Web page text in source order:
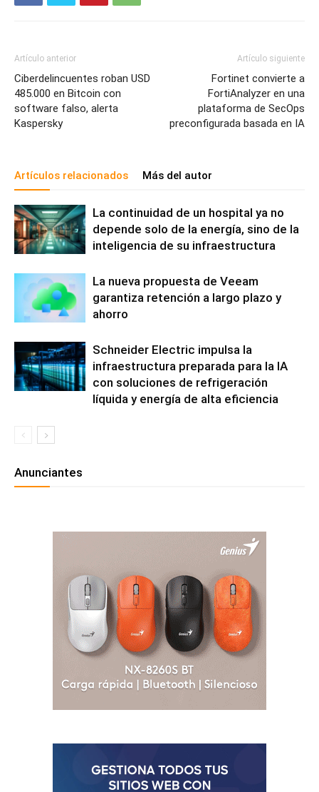
Artículo anterior
Ciberdelincuentes roban USD
485.000 en Bitcoin con
software falso, alerta
Kaspersky
Artículo siguiente
Fortinet convierte a
FortiAnalyzer en una
plataforma de SecOps
preconfigurada basada en IA
Artículos relacionados Más del autor
La continuidad de un hospital ya no
depende solo de la energía, sino de la
inteligencia de su infraestructura
La nueva propuesta de Veeam
garantiza retención a largo plazo y
ahorro
Schneider Electric impulsa la
infraestructura preparada para la IA
con soluciones de refrigeración
líquida y energía de alta eficiencia
Anunciantes